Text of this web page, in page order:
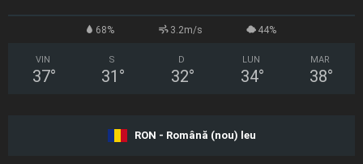
68% 3.2m/s 44%
VIN
37°
S
31 °
D
32°
LUN
34°
MAR
38°
RON - Română (nou) leu